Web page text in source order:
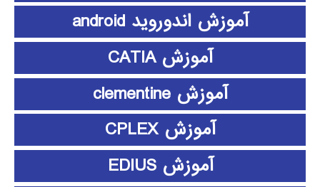
آموزش اندوروید android
آموزش CATIA
آموزش clementine
آموزش CPLEX
آموزش EDIUS